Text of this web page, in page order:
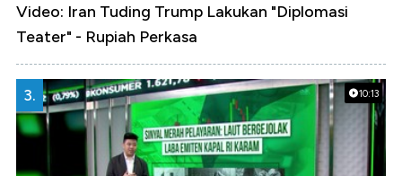
Video: Iran Tuding Trump Lakukan "Diplomasi
Teater" - Rupiah Perkasa
10:13
3.